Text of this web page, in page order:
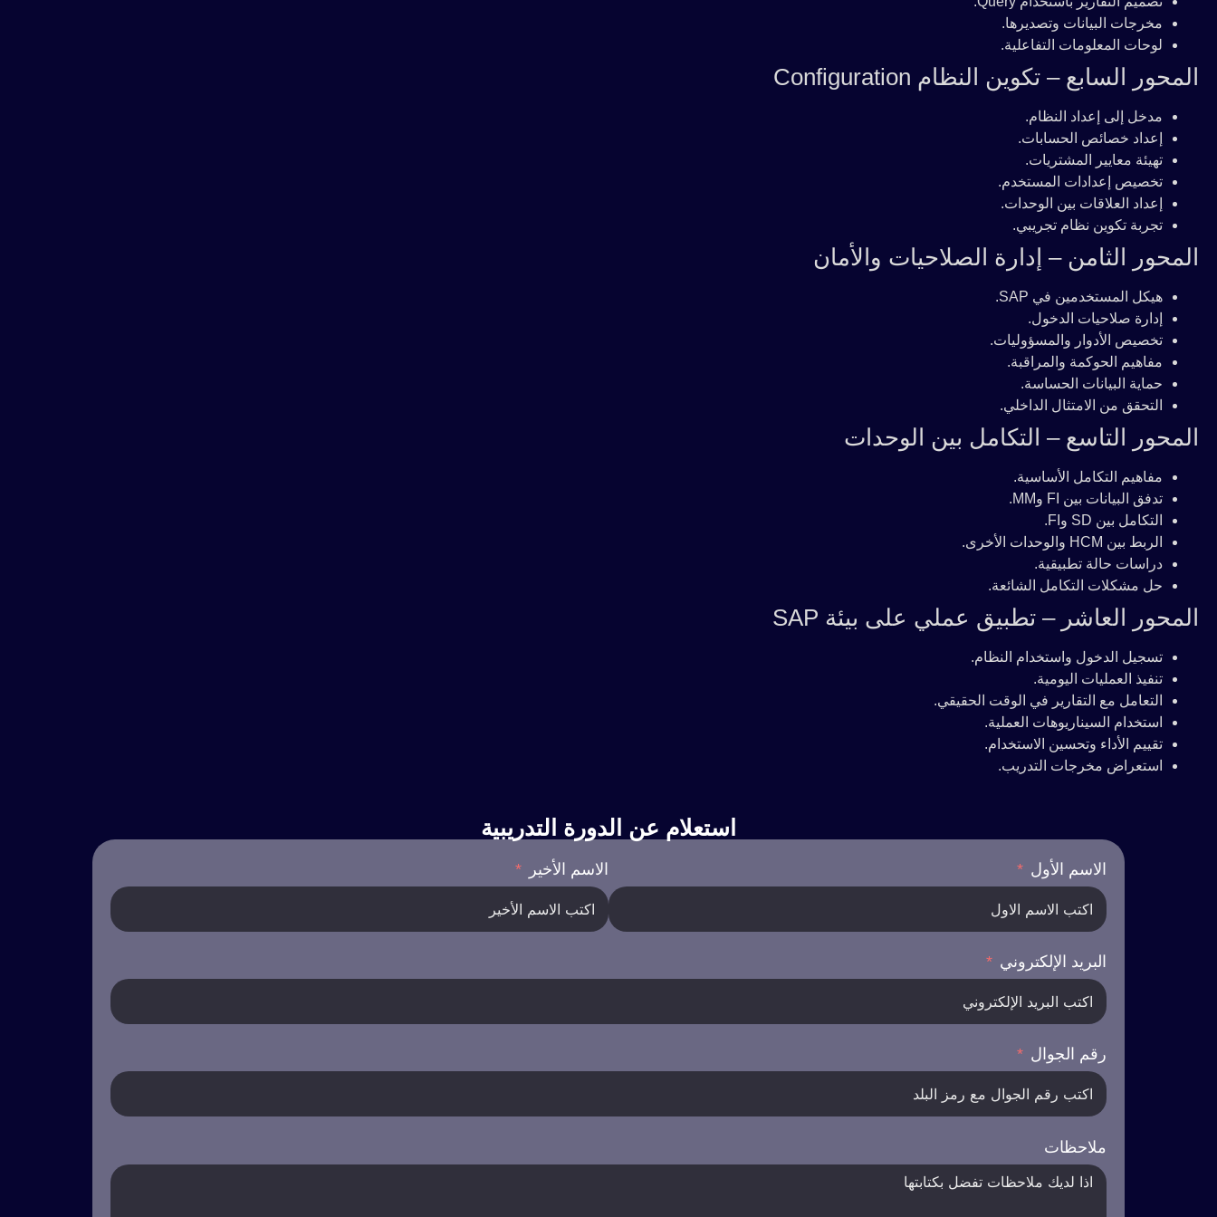
مخرجات البيانات وتصديرها.
لوحات المعلومات التفاعلية.
المحور السابع – تكوين النظام Configuration
مدخل إلى إعداد النظام.
إعداد خصائص الحسابات.
تهيئة معايير المشتريات.
تخصيص إعدادات المستخدم.
إعداد العلاقات بين الوحدات.
تجربة تكوين نظام تجريبي.
المحور الثامن – إدارة الصلاحيات والأمان
هيكل المستخدمين في SAP.
إدارة صلاحيات الدخول.
تخصيص الأدوار والمسؤوليات.
مفاهيم الحوكمة والمراقبة.
حماية البيانات الحساسة.
التحقق من الامتثال الداخلي.
المحور التاسع – التكامل بين الوحدات
مفاهيم التكامل الأساسية.
تدفق البيانات بين FI وMM.
التكامل بين SD وFI.
الربط بين HCM والوحدات الأخرى.
دراسات حالة تطبيقية.
حل مشكلات التكامل الشائعة.
المحور العاشر – تطبيق عملي على بيئة SAP
تسجيل الدخول واستخدام النظام.
تنفيذ العمليات اليومية.
التعامل مع التقارير في الوقت الحقيقي.
استخدام السيناريوهات العملية.
تقييم الأداء وتحسين الاستخدام.
استعراض مخرجات التدريب.
استعلام عن الدورة التدريبية
الاسم الأول الاسم الأخير
البريد الإلكتروني
رقم الجوال
ملاحظات